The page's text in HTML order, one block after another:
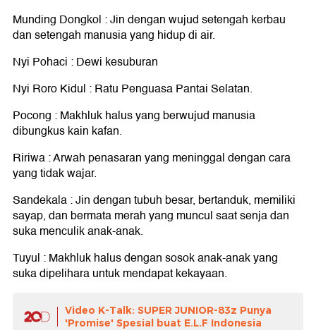
Munding Dongkol : Jin dengan wujud setengah kerbau
dan setengah manusia yang hidup di air.
Nyi Pohaci : Dewi kesuburan
Nyi Roro Kidul : Ratu Penguasa Pantai Selatan.
Pocong : Makhluk halus yang berwujud manusia
dibungkus kain kafan.
Ririwa : Arwah penasaran yang meninggal dengan cara
yang tidak wajar.
Sandekala : Jin dengan tubuh besar, bertanduk, memiliki
sayap, dan bermata merah yang muncul saat senja dan
suka menculik anak-anak.
Tuyul : Makhluk halus dengan sosok anak-anak yang
suka dipelihara untuk mendapat kekayaan.
Video K-Talk: SUPER JUNIOR-83z Punya
'Promise' Spesial buat E.L.F Indonesia